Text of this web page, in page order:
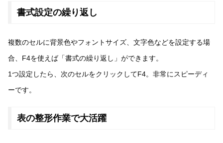
書式設定の繰り返し
複数のセルに背景色やフォントサイズ、文字色などを設定する場
合、F4を使えば「書式の繰り返し」ができます。
1つ設定したら、次のセルをクリックしてF4。非常にスピーディ
ーです。
表の整形作業で大活躍